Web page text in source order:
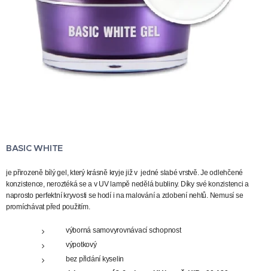
BASIC WHITE
je přirozeně bílý gel, který krásně kryje již v jedné slabé vrstvě. Je odlehčené
konzistence, neroztéká se a v UV lampě nedělá bubliny. Díky své konzistenci a
naprosto perfektní kryvosti se hodí i na malování a zdobení nehtů. Nemusí se
promíchávat před použitím.
výborná samovyrovnávací schopnost
výpotkový
bez přidání kyselin